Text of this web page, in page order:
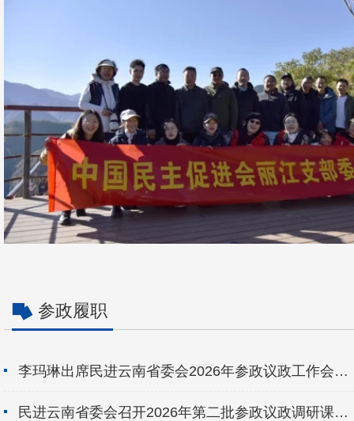
参政履职
李玛琳出席民进云南省委会2026年参政议政工作会暨
专门委员会主任会议
民进云南省委会召开2026年第二批参政议政调研课题